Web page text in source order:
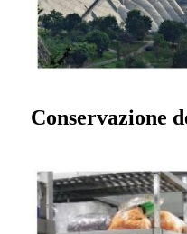
Conservazione